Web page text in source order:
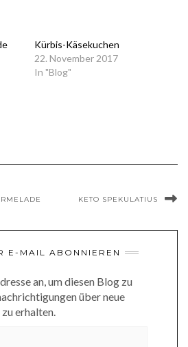
Kürbis-Käsekuchen
22. November 2017
In "Blog"
KETO SPEKULATIUS
E-MAIL ABONNIEREN
an, um diesen Blog zu
über neue
erhalten.